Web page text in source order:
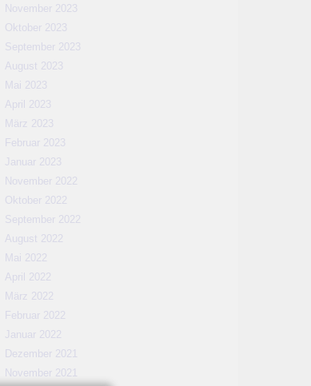
November 2023
Oktober 2023
September 2023
August 2023
Mai 2023
April 2023
März 2023
Februar 2023
Januar 2023
November 2022
Oktober 2022
September 2022
August 2022
Mai 2022
April 2022
März 2022
Februar 2022
Januar 2022
Dezember 2021
November 2021